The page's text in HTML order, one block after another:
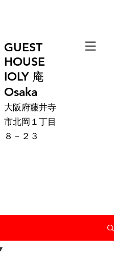
GUEST
HOUSE
IOLY 庵
Osaka
大阪府藤井寺
市北岡１丁目
８－２３